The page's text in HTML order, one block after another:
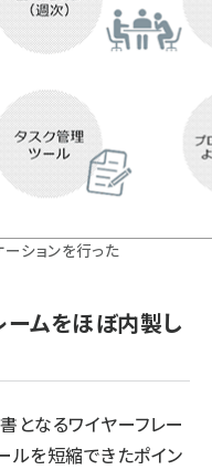
ションを行った
ームをほぼ内製し
となるワイヤーフレー
ルを短縮できたポイン